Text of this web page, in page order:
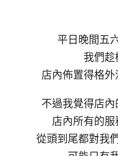
平日晚間五
我們
店內佈置得格外
不過我覺得店
店內所有的
從頭到尾都對我